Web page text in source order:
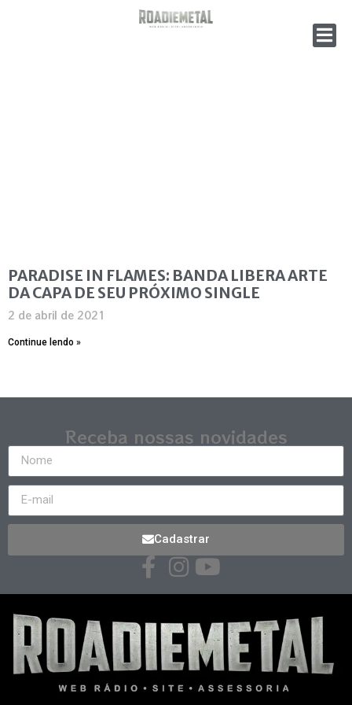
PARADISE IN FLAMES: BANDA LIBERA ARTE
DA CAPA DE SEU PRÓXIMO SINGLE
2 de abril de 2021
Continue lendo »
Receba nossas novidades
Cadastrar